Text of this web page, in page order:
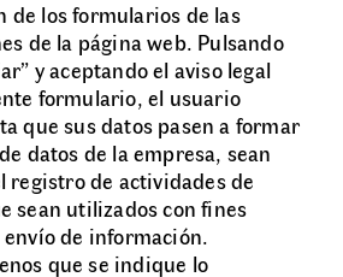
de los formularios de las
de la página web. Pulsando
y aceptando el aviso legal
formulario, el usuario
que sus datos pasen a formar
datos de la empresa, sean
registro de actividades de
sean utilizados con fines
de información.
que se indique lo